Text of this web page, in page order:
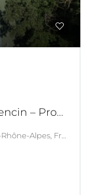
Vendu : Exclusivité – Valencin – Propriété remarquable avec piscine, spa, tennis